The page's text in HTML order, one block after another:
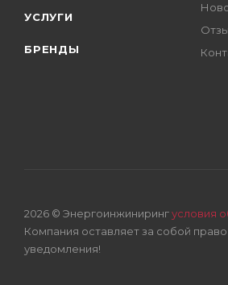
УСЛУГИ
БРЕНДЫ
2026 © Энергоинжинирингусловия
Компания оставляет за собой
уведомления!